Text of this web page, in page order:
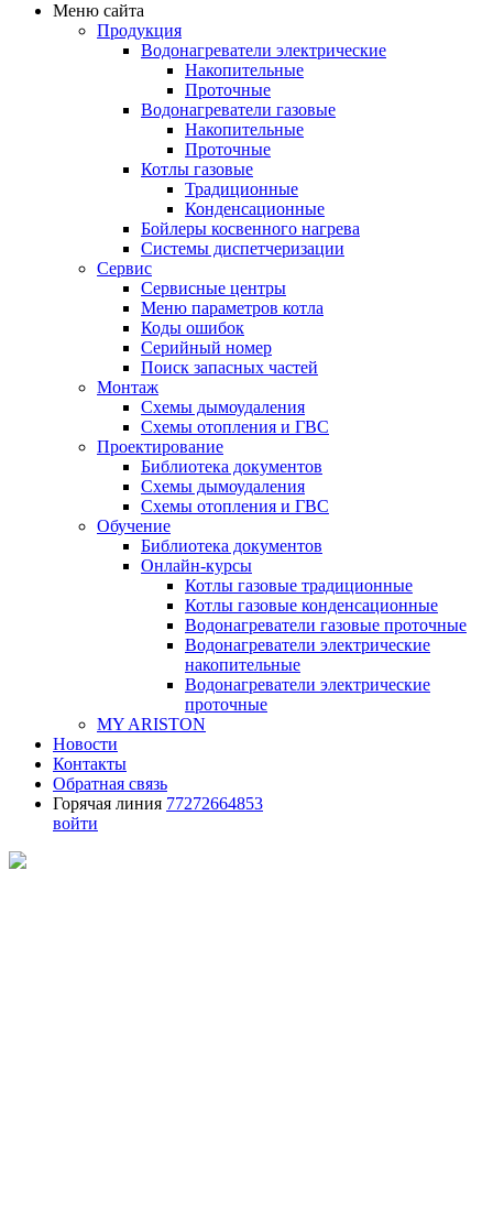
Меню сайта
Продукция
Водонагреватели электрические
Накопительные
Проточные
Водонагреватели газовые
Накопительные
Проточные
Котлы газовые
Традиционные
Конденсационные
Бойлеры косвенного нагрева
Системы диспетчеризации
Сервис
Сервисные центры
Меню параметров котла
Коды ошибок
Серийный номер
Поиск запасных частей
Монтаж
Схемы дымоудаления
Схемы отопления и ГВС
Проектирование
Библиотека документов
Схемы дымоудаления
Схемы отопления и ГВС
Обучение
Библиотека документов
Онлайн-курсы
Котлы газовые традиционные
Котлы газовые конденсационные
Водонагреватели газовые проточные
Водонагреватели электрические
накопительные
Водонагреватели электрические
проточные
MY ARISTON
Новости
Контакты
Обратная связь
Горячая линия 77272664853
войти